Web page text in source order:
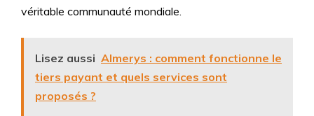
véritable communauté mondiale.
Lisez aussi Almerys : comment fonctionne le
tiers payant et quels services sont
proposés ?